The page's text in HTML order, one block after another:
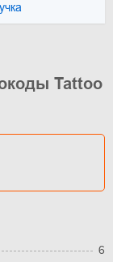
Tattoo
6